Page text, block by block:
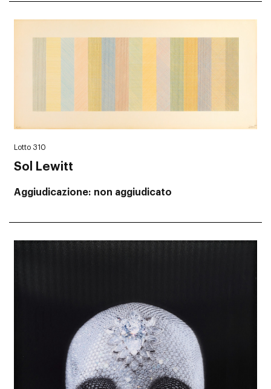
Lotto 310
Sol Lewitt
Aggiudicazione non aggiudicato